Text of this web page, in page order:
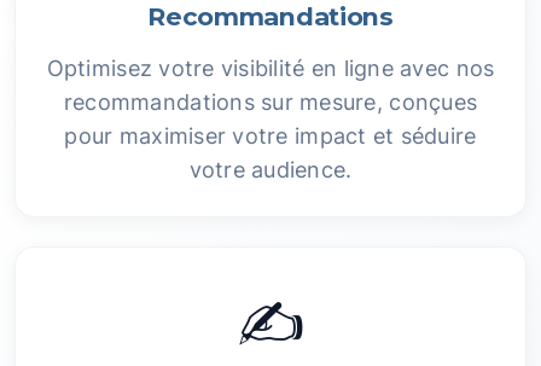
Recommandations
Optimisez votre visibilité en ligne avec nos
recommandations sur mesure, conçues
pour maximiser votre impact et séduire
votre audience.
✍️